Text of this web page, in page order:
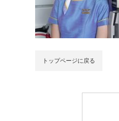
トップページに戻る